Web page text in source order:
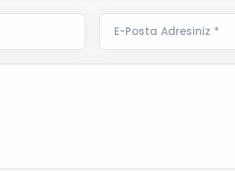
E-Posta Adresiniz *